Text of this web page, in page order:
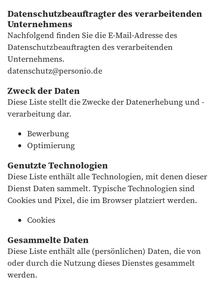
Datenschutzbeauftragter des verarbeitenden
Unternehmens
Nachfolgend finden Sie die E-Mail-Adresse des
Datenschutzbeauftragten des verarbeitenden
Unternehmens.
datenschutz@personio.de
Zweck der Daten
Diese Liste stellt die Zwecke der Datenerhebung und -
verarbeitung dar.
Bewerbung
Optimierung
Genutzte Technologien
Diese Liste enthält alle Technologien, mit denen dieser
Dienst Daten sammelt. Typische Technologien sind
Cookies und Pixel, die im Browser platziert werden.
Cookies
Gesammelte Daten
Diese Liste enthält alle (persönlichen) Daten, die von
oder durch die Nutzung dieses Dienstes gesammelt
werden.